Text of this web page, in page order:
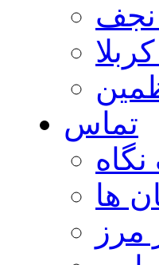
نجف
تماس
ها
مرز